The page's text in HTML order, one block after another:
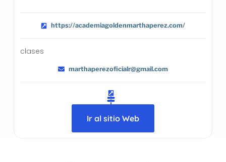
https://academiagoldenmarthaperez.com/
clases
marthaperezoficialr@gmail.com
Ir al sitio Web